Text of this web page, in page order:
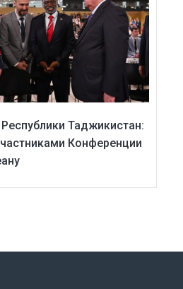
Таджикистан:
Конференции